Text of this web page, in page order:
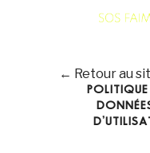
← Retour au